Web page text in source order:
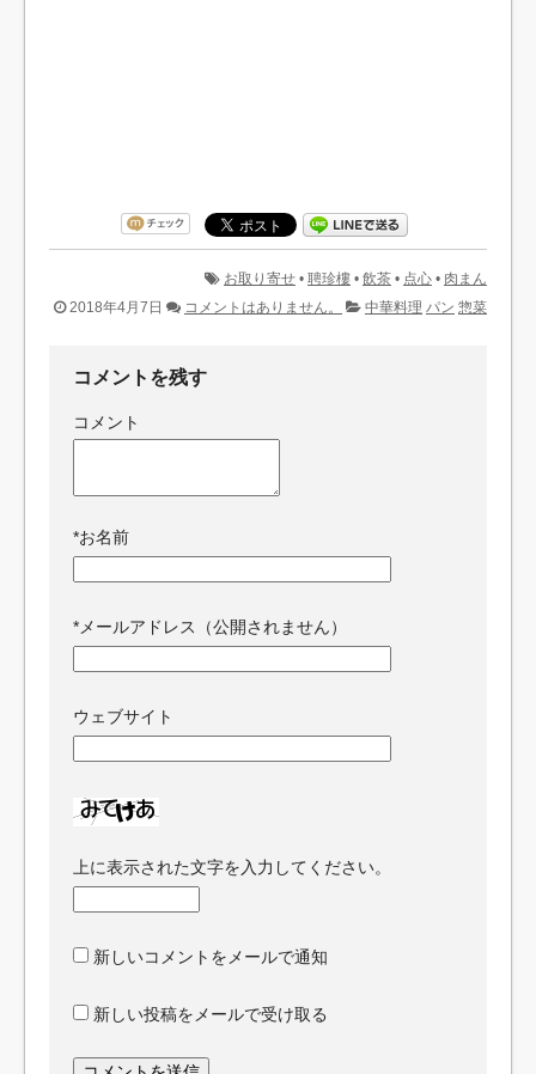
お取り寄せ • 聘珍樓 • 飲茶 • 点心 • 肉まん
2018年4月7日
コメントはありません。 中華料理 パン 惣菜
コメントを残す
コメント
*お名前
* メールアドレス（公開されません）
ウェブサイト
上に表示された文字を入力してください。
新しいコメントをメールで通知
新しい投稿をメールで受け取る